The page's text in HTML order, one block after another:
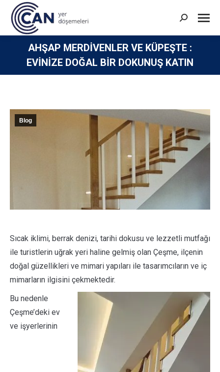
Search:
AHŞAP MERDIVENLER VE KÜPEŞTE :
EVINIZE DOĞAL BIR DOKUNUŞ KATIN
You are here:
Blog
Sıcak iklimi, berrak denizi, tarihi dokusu ve lezzetli mutfağı
ile turistlerin uğrak yeri haline gelmiş olan Çeşme, ilçenin
doğal güzellikleri ve mimari yapıları ile tasarımcıların ve iç
mimarların ilgisini çekmektedir.
Bu nedenle
Çeşme’deki ev
ve işyerlerinin